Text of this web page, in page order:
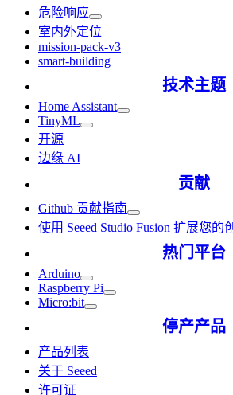
危险响应
室内外定位
mission-pack-v3
smart-building
技术主题
Home Assistant
TinyML
开源
边缘 AI
贡献
Github 贡献指南
使用 Seeed Studio Fusion 扩展您的
热门平台
Arduino
Raspberry Pi
Micro:bit
停产产品
产品列表
关于 Seeed
许可证